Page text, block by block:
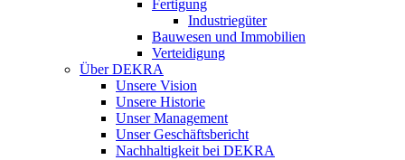
Fertigung
Industriegüter
Bauwesen und Immobilien
Verteidigung
Über DEKRA
Unsere Vision
Unsere Historie
Unser Management
Unser Geschäftsbericht
Nachhaltigkeit bei DEKRA